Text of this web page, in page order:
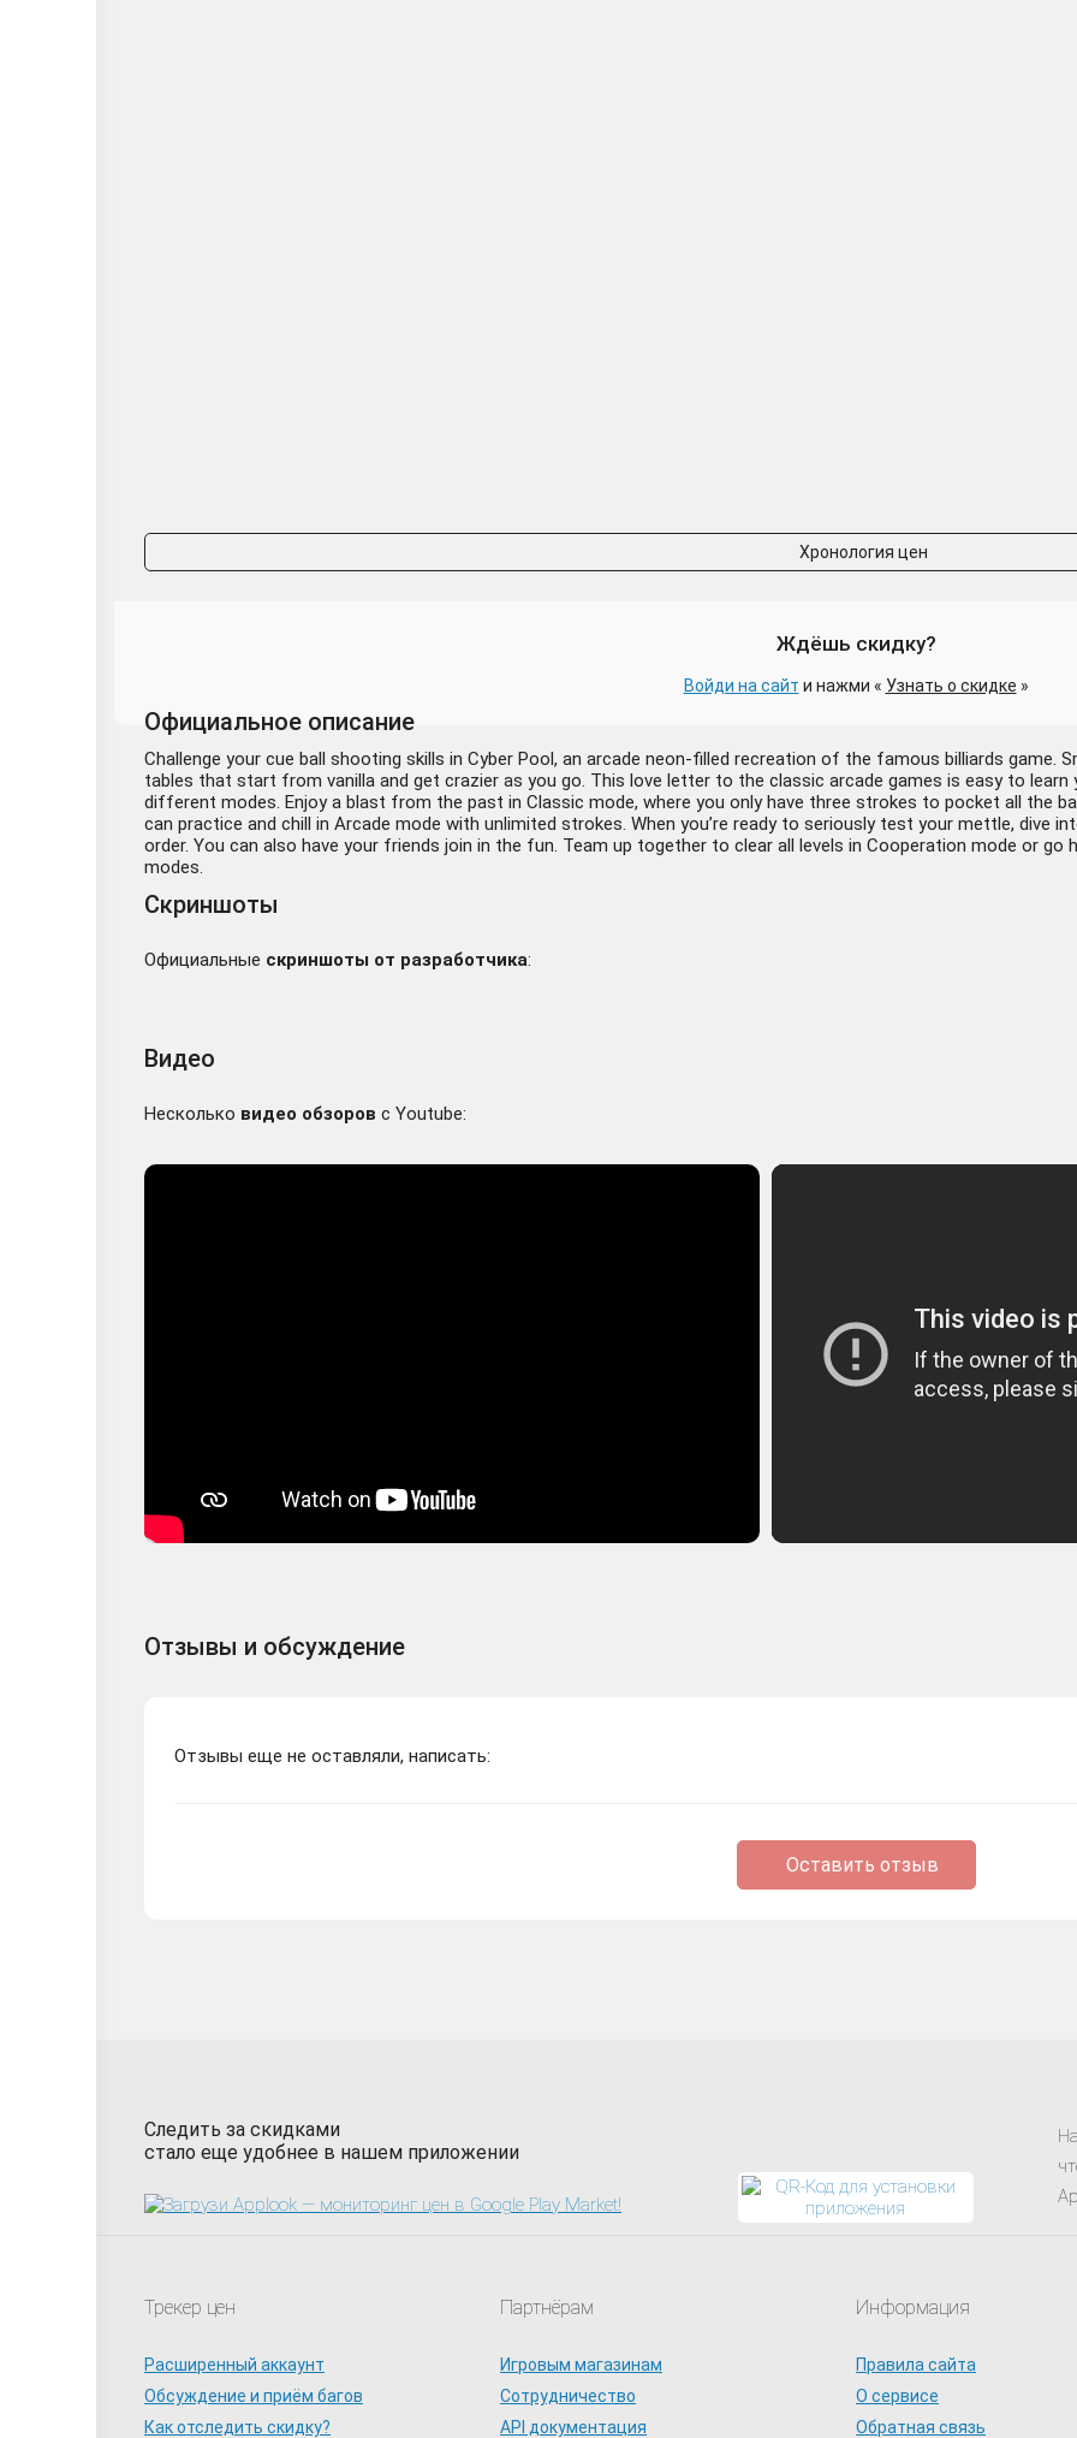
Хронология цен
Ждёшь скидку?
Войди на сайт и нажми « Узнать о скидке »
Официальное описание
Challenge your cue ball shooting skills in Cyber Pool, an arcade neon-filled recreation of the famous billiards game.
tables that start from vanilla and get crazier as you go. This love letter to the classic arcade games is easy to
different modes. Enjoy a blast from the past in Classic mode, where you only have three strokes to pocket all the
can practice and chill in Arcade mode with unlimited strokes. When you’re ready to seriously test your mettle, dive
order. You can also have your friends join in the fun. Team up together to clear all levels in Cooperation mode or go
modes.
Скриншоты
Официальные скриншоты от разработчика:
Видео
Несколько видео обзоров с Youtube:
Отзывы и обсуждение
Отзывы еще не оставляли, написать:
Оставить отзыв
Следить за скидками
стало еще удобнее в нашем приложении
Трекер цен
Расширенный аккаунт
Обсуждение и приём багов
Как отследить скидку?
Партнёрам
Игровым магазинам
Сотрудничество
API документация
Информация
Правила сайта
О сервисе
Обратная связь